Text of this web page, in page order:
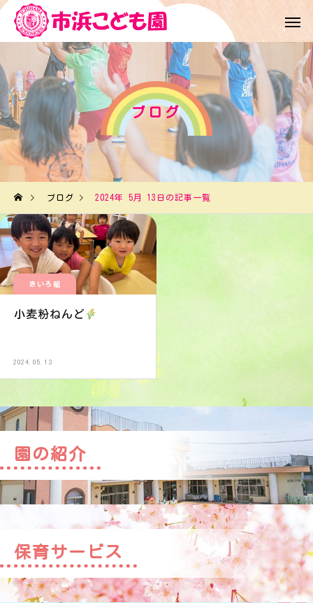
ブログ
ブログ 2024年 5月 13日の記事一覧
きいろ組
小麦粉ねんど
2024.05.13
園の紹介
保育サービス